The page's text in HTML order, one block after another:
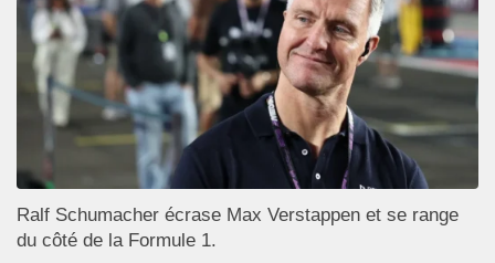
Ralf Schumacher écrase Max Verstappen et se range
du côté de la Formule 1.